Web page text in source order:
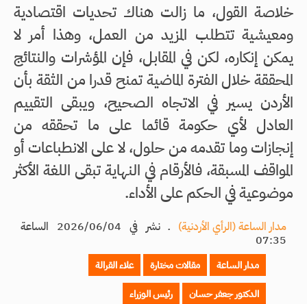
خلاصة القول، ما زالت هناك تحديات اقتصادية
ومعيشية تتطلب المزيد من العمل، وهذا أمر لا
يمكن إنكاره، لكن في المقابل، فإن المؤشرات والنتائج
المحققة خلال الفترة الماضية تمنح قدرا من الثقة بأن
الأردن يسير في الاتجاه الصحيح، ويبقى التقييم
العادل لأي حكومة قائما على ما تحققه من
إنجازات وما تقدمه من حلول، لا على الانطباعات أو
المواقف المسبقة، فالأرقام في النهاية تبقى اللغة الأكثر
موضوعية في الحكم على الأداء.
مدار الساعة (الرأي الأردنية) ـ
نشر في 2026/06/04 الساعة
07:35
مدار الساعة مقالات مختارة
علاء القرالة
الدكتور جعفر حسان
رئيس الوزراء